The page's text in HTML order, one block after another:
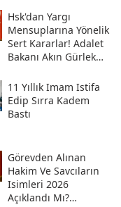
Hsk'dan Yargı
Mensuplarına Yönelik
Sert Kararlar! Adalet
Bakanı Akın Gürlek
Hesabından Açıkladı
11 Yıllık Imam Istifa
Edip Sırra Kadem
Bastı
Görevden Alınan
Hakim Ve Savcıların
Isimleri 2026
Açıklandı Mı?